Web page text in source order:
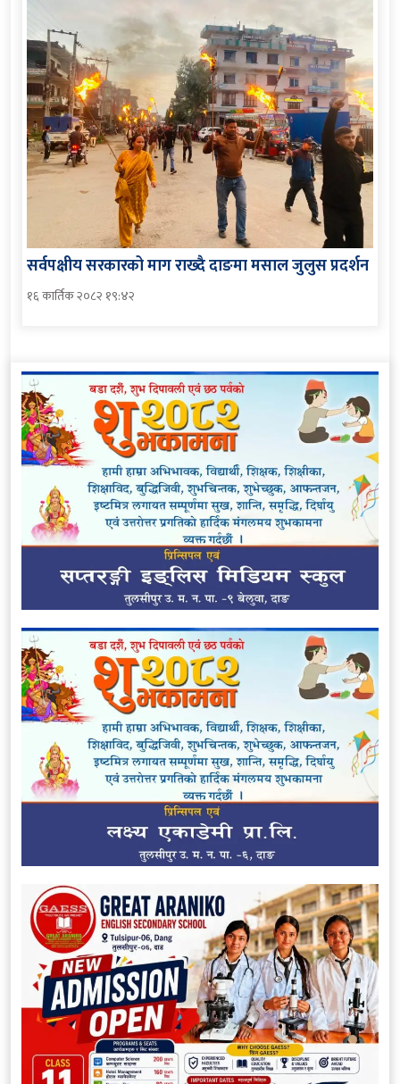
सर्वपक्षीय सरकारको माग राख्दै दाङमा मसाल जुलुस प्रदर्शन
१६ कार्तिक २०८२ १९:४२